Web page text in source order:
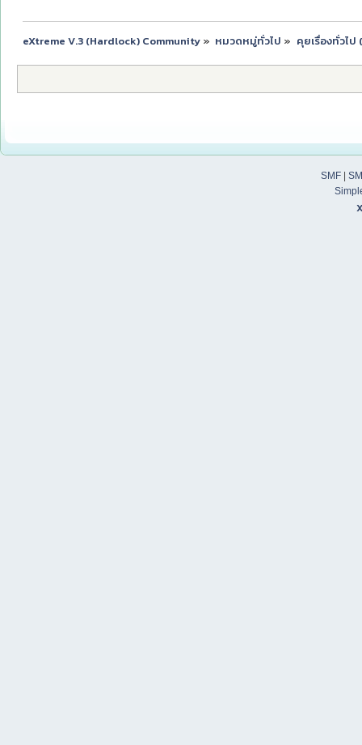
eXtreme V.3 (Hardlock) Community» หมวดหมู่ทั่วไป » คุยเรื่องทั่วไป
SMF|